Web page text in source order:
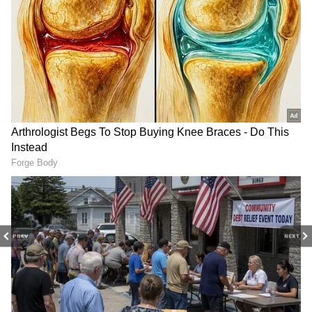
PREV NEXT
RECOMMENDED STORIES
School Holidays : విద్యార్థులు
ఎగిరిగంతేసే న్యూస్.. ఏపీలో
రెండ్రోజులు, తెలంగాణలో
మూడ్రోజులు స్కూళ్లు, కాలేజీలకు
సెలవులు
తెలుగు రాష్ట్రాల్లో మళ్లీ మొదలైన
భారీ వర్షాలు | AP & Telangana
Rain Alert Today